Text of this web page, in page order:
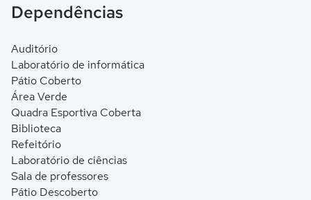
Dependências
Auditório
Laboratório de informática
Pátio Coberto
Área Verde
Quadra Esportiva Coberta
Biblioteca
Refeitório
Laboratório de ciências
Sala de professores
Pátio Descoberto